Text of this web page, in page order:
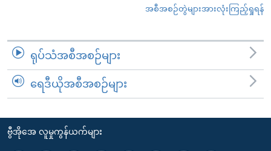
အစီအစဉ်တွဲများအားလုံးကြည့်ရှုရန်
ရုပ်သံအစီအစဉ်များ
ရေဒီယိုအစီအစဉ်များ
ဗွီအိုအေ လူမှုကွန်ယက်များ